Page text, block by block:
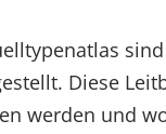
Diese
werden und